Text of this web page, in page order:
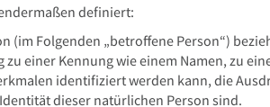
definiert:
Folgenden „betroffene Person“)
einer Kennung wie einem Namen, zu
identifiziert werden kann, die
dieser natürlichen Person sind.